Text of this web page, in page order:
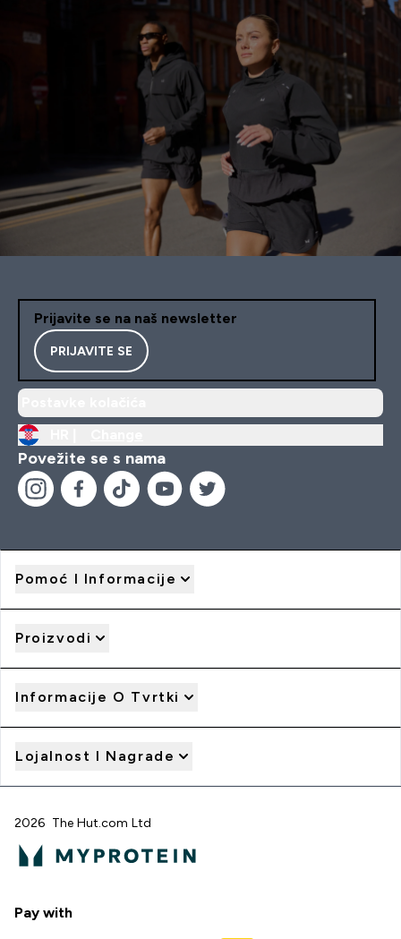
Prijavite se na naš newsletter
PRIJAVITE SE
Povežite se s nama
Pomoć I Informacije
Proizvodi
Informacije O Tvrtki
Lojalnost I Nagrade
2026 The Hut.com Ltd
Pay with